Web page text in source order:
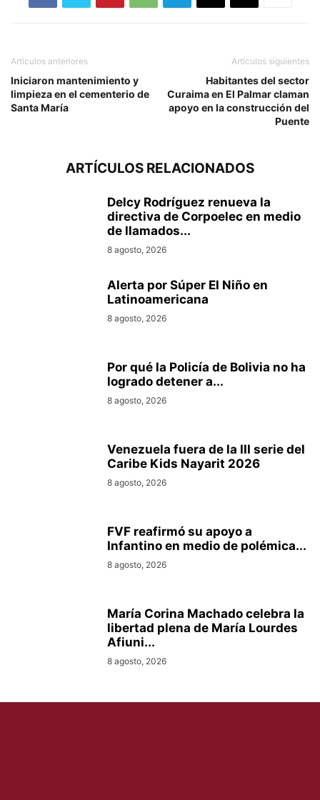
Artículos anteriores
Iniciaron mantenimiento y
limpieza en el cementerio de
Santa María
Artículos siguientes
Habitantes del sector
Curaima en El Palmar claman
apoyo en la construcción del
Puente
ARTÍCULOS RELACIONADOS
Delcy Rodríguez renueva la
directiva de Corpoelec en medio
de llamados...
8 agosto, 2026
Alerta por Súper El Niño en
Latinoamericana
8 agosto, 2026
Por qué la Policía de Bolivia no ha
logrado detener a...
8 agosto, 2026
Venezuela fuera de la III serie del
Caribe Kids Nayarit 2026
8 agosto, 2026
FVF reafirmó su apoyo a
Infantino en medio de polémica...
8 agosto, 2026
María Corina Machado celebra la
libertad plena de María Lourdes
Afiuni...
8 agosto, 2026